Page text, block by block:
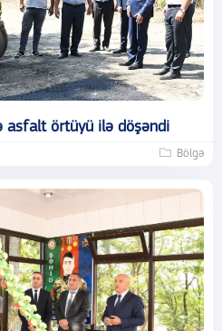
asfalt örtüyü ilə döşəndi
Bölgə